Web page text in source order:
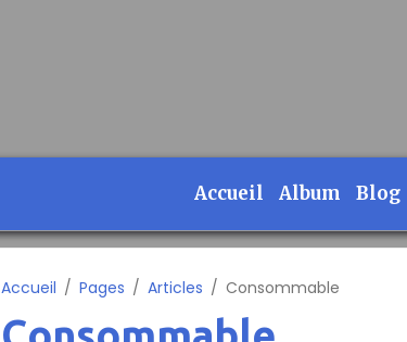
Accueil Album Blog
Accueil Pages Articles Consommable